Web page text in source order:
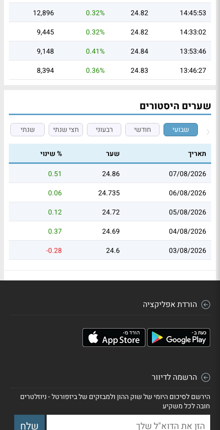
14:45:53
24.82
0.32%
12,896
14:33:02
24.82
0.32%
9,445
13:53:46
24.84
0.41%
9,148
13:46:27
24.83
0.36%
8,394
שערים היסטורים
שבועי חודשי רבעוני חצי שנתי שנתי
תאריך שער
% שינוי
07/08/2026
24.86
0.51
06/08/2026
24.735
0.06
05/08/2026
24.72
0.12
04/08/2026
24.69
0.37
03/08/2026
24.6
-0.28
הורדת אפליקציה
הרשמה לדיוור
הירשם לסיכום היומי של שוק ההון ולמבזקים של ביזפורטל - ניוזלטרים
חובה לכל משקיע